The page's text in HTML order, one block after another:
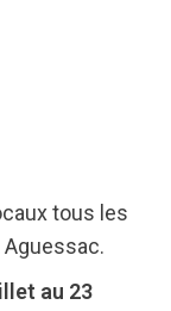
tous les
au 23